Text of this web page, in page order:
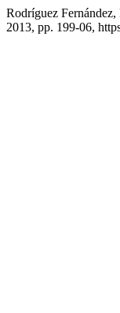
Rodríguez
2013, pp. 199-06,